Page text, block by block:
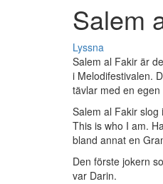
Salem
Lyssna
Salem al Fakir är
i Melodifestivalen.
tävlar med en
Salem al Fakir slog
This is who I am.
bland annat en
Den förste jokern
var Darin.